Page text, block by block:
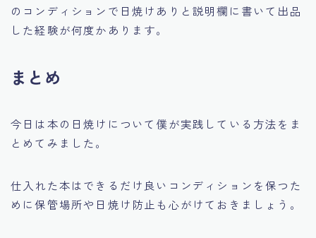
のコンディションで日焼けありと説明欄に書いて出品
した経験が何度かあります。
まとめ
今日は本の日焼けについて僕が実践している方法をま
とめてみました。
仕入れた本はできるだけ良いコンディションを保つた
めに保管場所や日焼け防止も心がけておきましょう。